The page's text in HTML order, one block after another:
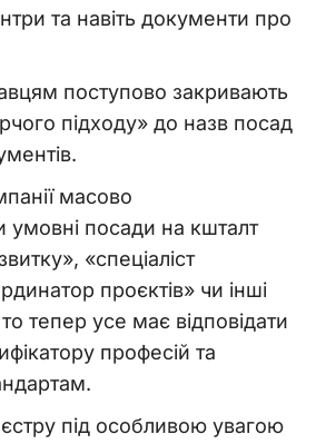
та навіть документи про
поступово закривають
підходу» до назв посад
масово
умовні посади на кшталт
«спеціаліст
проєктів» чи інші
тепер усе має відповідати
професій та
під особливою увагою